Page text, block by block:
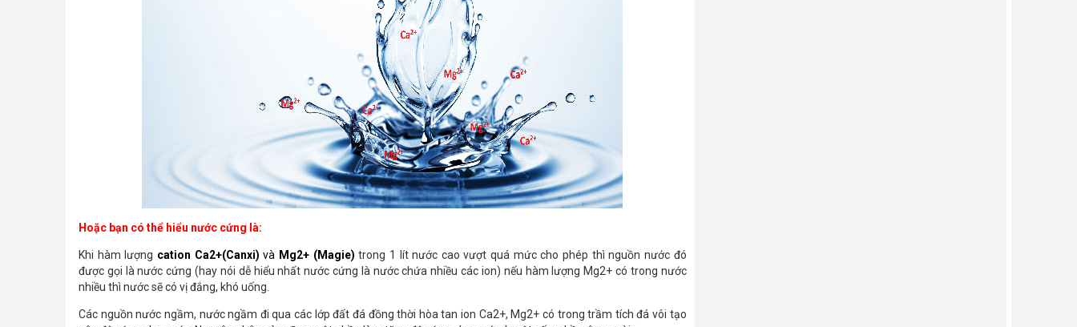
Hoặc bạn có thể hiểu nước cứng là:
Khi hàm lượng cation Ca2+(Canxi) và Mg2+ (Magie) trong 1 lít nước cao vượt quá mức cho phép thì nguồn nước đó
được gọi là nước cứng (hay nói dễ hiểu nhất nước cứng là nước chứa nhiều các ion) nếu hàm lượng Mg2+ có trong nước
nhiều thì nước sẽ có vị đắng, khó uống.
Các nguồn nước ngầm, nước ngầm đi qua các lớp đất đá đồng thời hòa tan ion Ca2+, Mg2+ có trong trầm tích đá vôi tạo